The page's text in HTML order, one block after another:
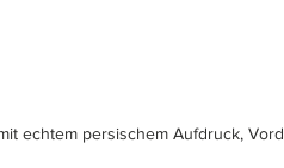
echtem persischem Aufdruck,